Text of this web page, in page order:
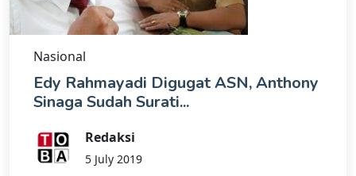
Nasional
Edy Rahmayadi Digugat ASN, Anthony
Sinaga Sudah Surati...
Redaksi
5 July 2019